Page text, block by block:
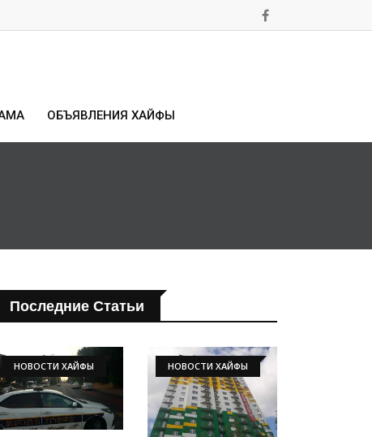
ОБЪЯВЛЕНИЯ ХАЙФЫ
Последние Статьи
НОВОСТИ ХАЙФЫ НОВОСТИ ХАЙФЫ